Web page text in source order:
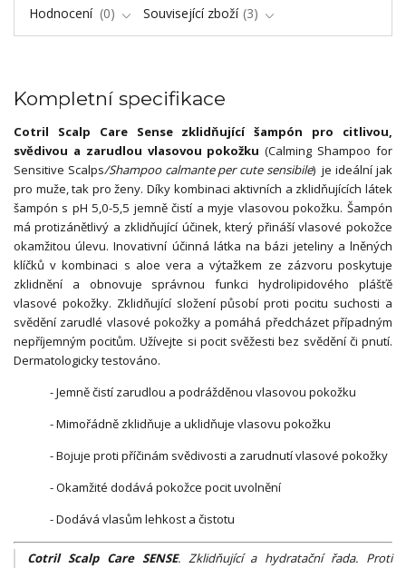
Hodnocení
0 Související zboží 3
Kompletní specifikace
Cotril Scalp Care Sense zklidňující šampón pro citlivou,
svědivou a zarudlou vlasovou pokožku(Calming Shampoo for
Sensitive Scalps/Shampoo calmante per cute sensibile)je ideální jak
pro muže, tak pro ženy. Díky kombinaci aktivních a zklidňujících látek
šampón s pH 5,0-5,5 jemně čistí a myje vlasovou pokožku. Šampón
má protizánětlivý a zklidňující účinek, který přináší vlasové pokožce
okamžitou úlevu. Inovativní účinná látka na bázi jeteliny a lněných
klíčků v kombinaci s aloe vera a výtažkem ze zázvoru poskytuje
zklidnění a obnovuje správnou funkci hydrolipidového plášťě
vlasové pokožky. Zklidňující složení působí proti pocitu suchosti a
svědění zarudlé vlasové pokožky a pomáhá předcházet případným
nepříjemným pocitům. Užívejte si pocit svěžesti bez svědění či pnutí.
Dermatologicky testováno.
-Jemně čistí zarudlou a podrážděnou vlasovou pokožku
- Mimořádně zklidňuje a uklidňuje vlasovu pokožku
- Bojuje proti příčinám svědivosti a zarudnutí vlasové pokožky
- Okamžité dodává pokožce pocit uvolnění
- Dodává vlasům lehkost a čistotu
Cotril Scalp Care SENSE.Zklidňující a hydratační řada. Proti